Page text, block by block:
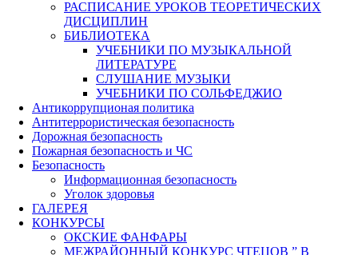
РАСПИСАНИЕ УРОКОВ ТЕОРЕТИЧЕСКИХ
ДИСЦИПЛИН
БИБЛИОТЕКА
УЧЕБНИКИ ПО МУЗЫКАЛЬНОЙ
ЛИТЕРАТУРЕ
СЛУШАНИЕ МУЗЫКИ
УЧЕБНИКИ ПО СОЛЬФЕДЖИО
Антикоррупционая политика
Антитеррористическая безопасность
Дорожная безопасность
Пожарная безопасность и ЧС
Безопасность
Информационная безопасность
Уголок здоровья
ГАЛЕРЕЯ
КОНКУРСЫ
ОКСКИЕ ФАНФАРЫ
МЕЖРАЙОННЫЙ КОНКУРС ЧТЕЦОВ ” В